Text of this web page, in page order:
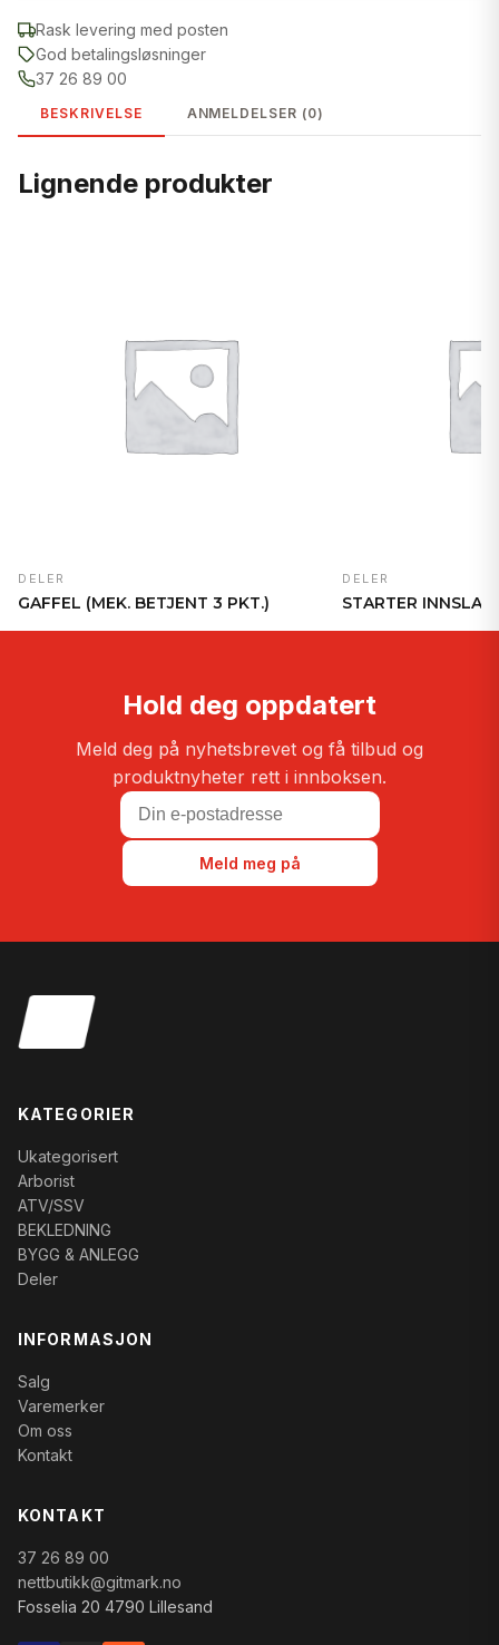
Rask levering med posten
God betalingsløsninger
37 26 89 00
BESKRIVELSE ANMELDELSER (0)
Lignende produkter
DELER
GAFFEL (MEK. BETJENT 3 PKT.)
DELER
STARTER
Hold deg oppdatert
Meld deg på nyhetsbrevet og få tilbud og
produktnyheter rett i innboksen.
Meld meg på
KATEGORIER
Ukategorisert
Arborist
ATV/SSV
BEKLEDNING
BYGG & ANLEGG
Deler
INFORMASJON
Salg
Varemerker
Om oss
Kontakt
KONTAKT
37 26 89 00
nettbutikk@gitmark.no
Fosselia 20 4790 Lillesand